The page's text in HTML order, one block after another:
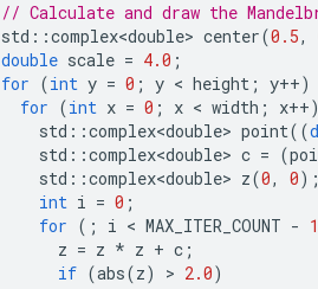
// Calculate and draw the
std ::complex<double> center(0.5,
double scale = 4.0 ;
for (int y = 0 ; y < height ; y++)
for (int x = 0 ; x < width ; x++)
std ::complex<double> point((
std ::complex<double> c = (
std ::complex<double> z(0, 0);
int i = 0 ;
for (; i < MAX_ITER_COUNT - 1
z = z * z + c ;
if (abs(z) > 2.0)